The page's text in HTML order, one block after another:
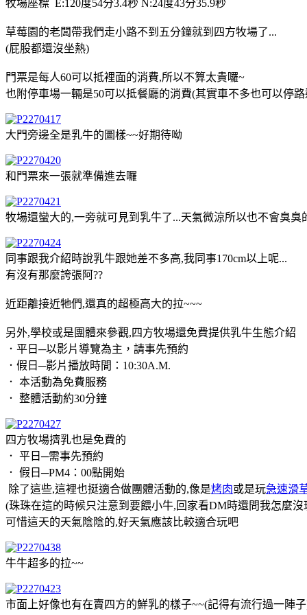
牧場座標 E:120度54分3.4秒 N:24度43分35.9秒
草莓園的老闆帶我們走小路不到五分鐘就到四方牧場了...
(屁股都還沒坐熱)
門票是每人60可以抵裡面的消費,所以不算太貴囉~
也附停車場一輛是50可以抵餐廳的消費(其實車不多也可以停
大門旁邊全是乳牛的圖樣~~好期待呦
和門票來一張就準備進去囉
牧場還蠻大的,一旁就可見到乳牛了...天氣微涼所以也不會臭臭
同事跟我介紹時說乳牛跟她差不多高,我同事170cm以上呢...
有沒有那麼誇張阿??
近距離接近牠們,還真的超極高大的拉~~~
另外,學校或是團體來參觀,四方牧場還免費提供乳牛生態介紹
．平日─以影片導覽為主，請事先預約
．假日─影片播放時間：10:30A.M.
． 本活動為免費服務
． 整體活動約30分鐘
四方牧場擠乳也是免費的
． 平日─需事先預約
． 假日─PM4：00點開始
除了這些,這裡也挺適合做團體活動的,像是烤肉或是玩急速滑
(珠珠在這的時候只注意到要餵小牛,回家看DM時還問我怎麼沒
可惜這天的天氣陰陰的,好天氣應該比較適合玩吧
牛牛超多的拉~~
市面上好像也有在賣四方的鮮乳的樣子~~(記得有流行過一陣